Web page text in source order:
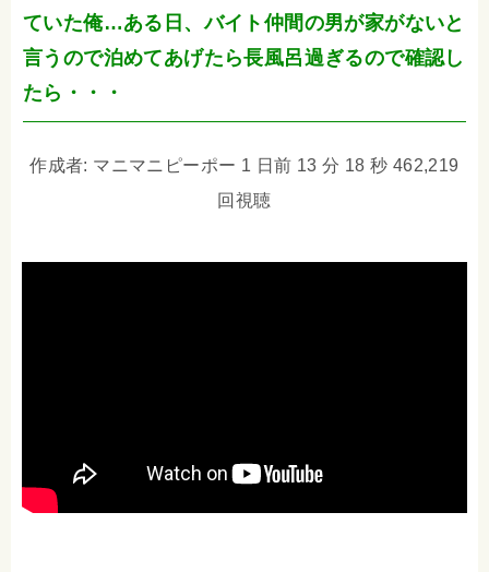
ていた俺…ある日、バイト仲間の男が家がないと
言うので泊めてあげたら長風呂過ぎるので確認し
たら・・・
作成者: マニマニピーポー 1 日前 13 分 18 秒 462,219
回視聴